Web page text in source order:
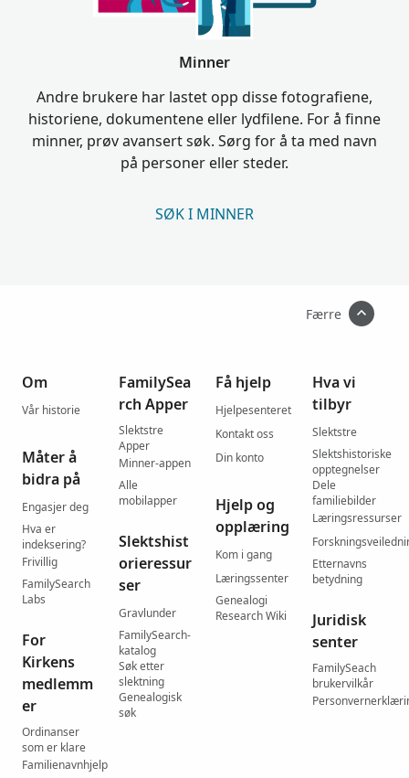
Minner
Andre brukere har lastet opp disse fotografiene,
historiene, dokumentene eller lydfilene. For å finne
minner, prøv avansert søk. Sørg for å ta med navn
på personer eller steder.
SØK I MINNER
Færre
Om
Vår historie
Måter å
bidra på
Engasjer deg
Hva er
indeksering?
Frivillig
FamilySearch
Labs
For
Kirkens
medlemm
er
Ordinanser
som er klare
Familienavnhjelp
FamilySea
rch Apper
Slektstre
Apper
Minner-appen
Alle
mobilapper
Slektshist
orieressur
ser
Gravlunder
FamilySearch-
katalog
Søk etter
slektning
Genealogisk
søk
Få hjelp
Hjelpesenteret
Kontakt oss
Din konto
Hjelp og
opplæring
Kom i gang
Læringssenter
Genealogi
Research Wiki
Hva vi
tilbyr
Slektstre
Slektshistoriske
opptegnelser
Dele
familiebilder
Læringsressurser
Etternavns
betydning
Juridisk
senter
FamilySeach
brukervilkår